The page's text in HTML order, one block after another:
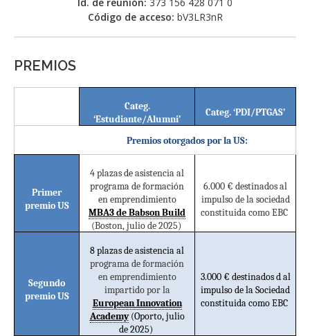
Id. de reunión: 373 156 428 071 0
Código de acceso: bV3LR3nR
PREMIOS
Categ.
‘Estudiante/Alumni’
Categ. ‘PDI/PTGAS’
Premios otorgados por la US:
Primer
premio US
4 plazas de asistencia al
programa de formación
en emprendimiento
MBA3 de Babson Build
(Boston, julio de 2025)
6.000 € destinados al
impulso de la sociedad
constituida como EBC
Segundo
premio US
8 plazas de asistencia al
programa de formación
en emprendimiento
impartido por la
European Innovation
Academy (Oporto, julio
de 2025)
3.000 € destinados d al
impulso de la Sociedad
constituida como EBC